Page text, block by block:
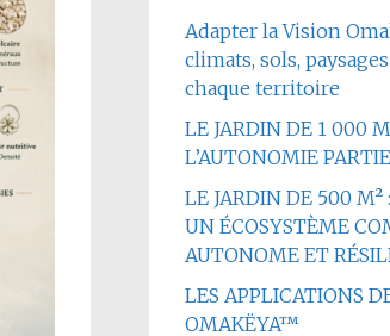
Adapter la Vision
climats, sols,
chaque territoire
LE JARDIN DE 1 000
L’AUTONOMIE
LE JARDIN DE 500 M²
UN ÉCOSYSTÈME
AUTONOME ET
LES APPLICATIONS
OMAKËYA™